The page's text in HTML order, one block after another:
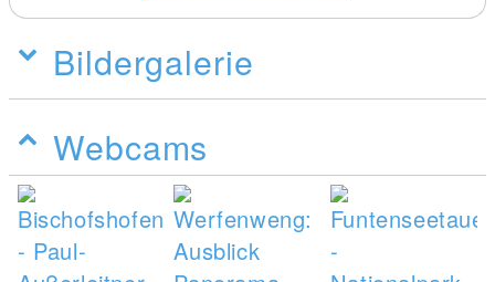
Bildergalerie
Webcams